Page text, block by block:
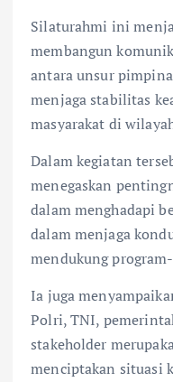
Silaturahmi ini
membangun
antara unsur
menjaga stabilitas
masyarakat di
Dalam kegiatan
menegaskan
dalam menghadapi
dalam menjaga
mendukung
Ia juga
Polri, TNI,
stakeholder
menciptakan situasi